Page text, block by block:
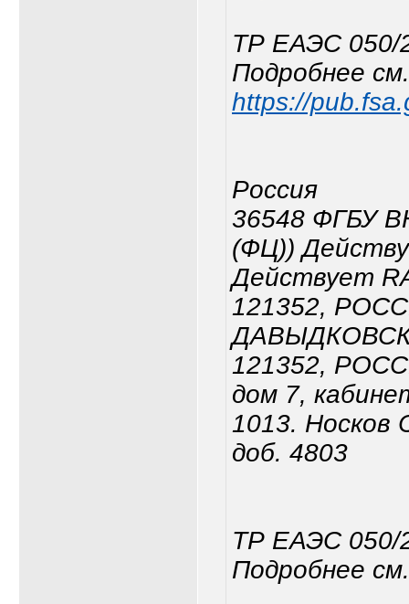
ТР ЕАЭС 050/
Подробнее
https://
Россия
36548 ФГБУ
(ФЦ))
Действует
121352,
121352,
дом 7,
1013. Носков
доб. 4803
ТР ЕАЭС 050/
Подробнее